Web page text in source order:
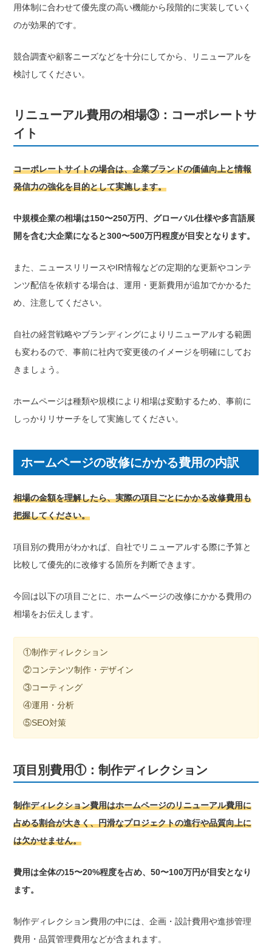
用体制に合わせて優先度の高い機能から段階的に実装していく
のが効果的です。
競合調査や顧客ニーズなどを十分にしてから、リニューアルを
検討してください。
リニューアル費用の相場③：コーポレートサ
イト
コーポレートサイトの場合は、企業ブランドの価値向上と情報
発信力の強化を目的として実施します。
中規模企業の相場は150〜250万円、グローバル仕様や多言語展
開を含む大企業になると300〜500万円程度が目安となります。
また、ニュースリリースやIR情報などの定期的な更新やコンテ
ンツ配信を依頼する場合は、運用・更新費用が追加でかかるた
め、注意してください。
自社の経営戦略やブランディングによりリニューアルする範囲
も変わるので、事前に社内で変更後のイメージを明確にしてお
きましょう。
ホームページは種類や規模により相場は変動するため、事前に
しっかりリサーチをして実施してください。
ホームページの改修にかかる費用の内訳
相場の金額を理解したら、実際の項目ごとにかかる改修費用も
把握してください。
項目別の費用がわかれば、自社でリニューアルする際に予算と
比較して優先的に改修する箇所を判断できます。
今回は以下の項目ごとに、ホームページの改修にかかる費用の
相場をお伝えします。
①制作ディレクション
②コンテンツ制作・デザイン
③コーティング
④運用・分析
⑤SEO対策
項目別費用①：制作ディレクション
制作ディレクション費用はホームページのリニューアル費用に
占める割合が大きく、円滑なプロジェクトの進行や品質向上に
は欠かせません。
費用は全体の15〜20%程度を占め、50〜100万円が目安となり
ます。
制作ディレクション費用の中には、企画・設計費用や進捗管理
費用・品質管理費用などが含まれます。